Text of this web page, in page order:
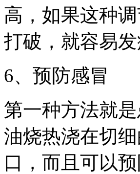
高，如果这种
打破，就容易发
6、预防感冒
第一种方法就
油烧热浇在切
口，而且可以预